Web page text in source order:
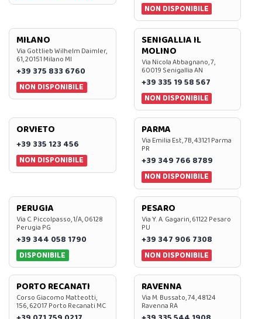
NON DISPONIBILE
MILANO
Via Gottlieb Wilhelm Daimler,
61, 20151 Milano MI
+39 375 833 6760
NON DISPONIBILE
SENIGALLIA IL
MOLINO
Via Nicola Abbagnano, 7,
60019 Senigallia AN
+39 335 19 58 567
NON DISPONIBILE
ORVIETO
+39 335 123 456
NON DISPONIBILE
PARMA
Via Emilia Est, 7B, 43121 Parma
PR
+39 349 766 8789
NON DISPONIBILE
PERUGIA
Via C. Piccolpasso, 1/A, 06128
Perugia PG
+39 344 058 1790
DISPONIBILE
PESARO
Via Y. A. Gagarin, 61122 Pesaro
PU
+39 347 906 7308
NON DISPONIBILE
PORTO RECANATI
Corso Giacomo Matteotti,
156, 62017 Porto Recanati MC
RAVENNA
Via M. Bussato, 74, 48124
Ravenna RA